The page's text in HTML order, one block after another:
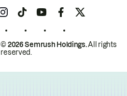
© 2026 Semrush Holdings.All rights
reserved.